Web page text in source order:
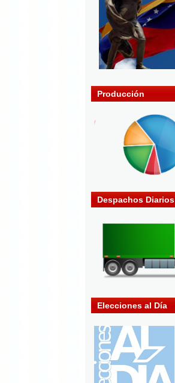
Producción
Despachos Diarios
Elecciones al Día